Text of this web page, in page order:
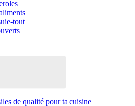
tout
de qualité pour ta cuisine